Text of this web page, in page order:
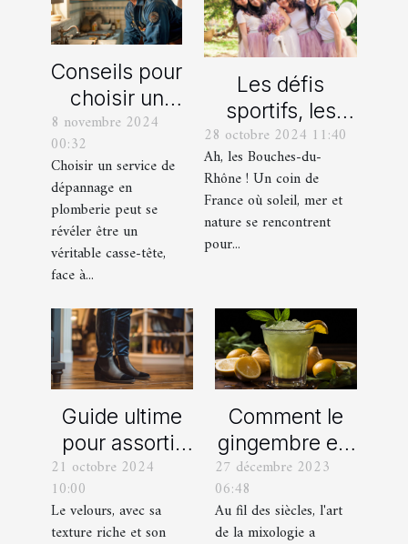
Conseils pour
choisir un
bon service
dépannage
en plomberie
8 novembre 2024
00:32
Choisir un service de
dépannage en
plomberie peut se
révéler être un
véritable casse-tête,
face à...
Les défis
sportifs, les
incontournables
de toute
organisation
d’EVG et EVJF
28 octobre 2024 11:40
Ah, les Bouches-du-
Rhône ! Un coin de
France où soleil, mer et
nature se rencontrent
pour...
Guide ultime
pour assortir
vos
chaussures
avec des
21 octobre 2024
10:00
Le velours, avec sa
texture riche et son
Comment le
gingembre est
devenu un
ingrédient clé
dans la
27 décembre 2023
06:48
Au fil des siècles, l'art
de la mixologie a